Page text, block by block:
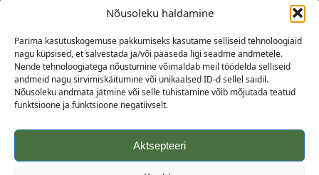
Nõusoleku haldamine
Parima kasutuskogemuse pakkumiseks kasutame selliseid tehnoloogiaid
nagu küpsised, et salvestada ja/või pääseda ligi seadme andmetele.
Nende tehnoloogiatega nõustumine võimaldab meil töödelda selliseid
andmeid nagu sirvimiskäitumine või unikaalsed ID-d sellel saidil.
Nõusoleku andmata jätmine või selle tühistamine võib mõjutada teatud
funktsioone ja funktsioone negatiivselt.
Aktsepteeri
Kontaktid
Abi
TEAVE OSTJALE
Tarnetingimused
Tingimused
Veebikaart